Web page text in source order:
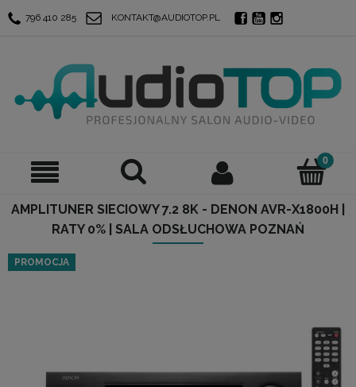
796 410 285 KONTAKT@AUDIOTOP.PL
AMPLITUNER SIECIOWY 7.2 8K - DENON AVR-X1800H |
RATY 0% | SALA ODSŁUCHOWA POZNAŃ
PROMOCJA